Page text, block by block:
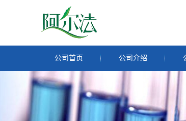
公司首页 公司介绍